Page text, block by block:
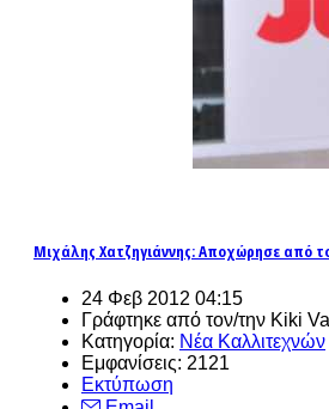
Μιχάλης Χατζηγιάννης: Αποχώρησε από
24 Φεβ 2012 04:15
Γράφτηκε από τον/την Kiki
Κατηγορία: Νέα Καλλιτεχνών
Εμφανίσεις: 2121
Εκτύπωση